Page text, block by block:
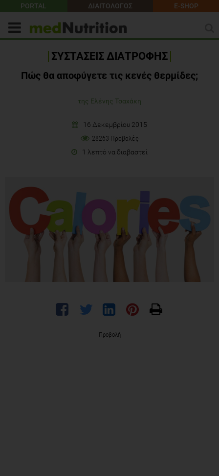
PORTAL ΔΙΑΙΤΟΛΟΓΟΣ E-SHOP
ΣΥΣΤΑΣΕΙΣ ΔΙΑΤΡΟΦΗΣ
Πώς θα αποφύγετε τις κενές θερμίδες;
της Ελένης Τσαχάκη
16 Δεκεμβρίου 2015
28263 Προβολές
1 λεπτό να διαβαστεί
Προβολή